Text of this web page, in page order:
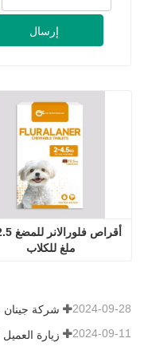
إرسال
ملغ للكلاب
2024-09-28
2024-09-11